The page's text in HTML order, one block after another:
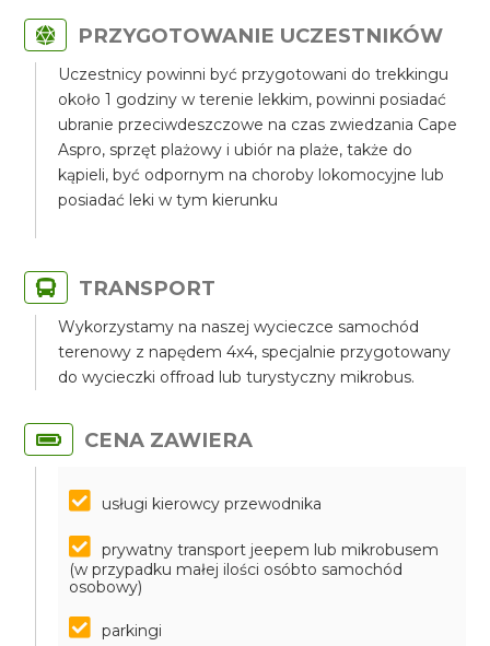
PRZYGOTOWANIE UCZESTNIKÓW
Uczestnicy powinni być przygotowani do trekkingu
około 1 godziny w terenie lekkim, powinni posiadać
ubranie przeciwdeszczowe na czas zwiedzania Cape
Aspro, sprzęt plażowy i ubiór na plaże, także do
kąpieli, być odpornym na choroby lokomocyjne lub
posiadać leki w tym kierunku
TRANSPORT
Wykorzystamy na naszej wycieczce samochód
terenowy z napędem 4x4, specjalnie przygotowany
do wycieczki offroad lub turystyczny mikrobus.
CENA ZAWIERA
usługi kierowcy przewodnika
prywatny transport jeepem lub mikrobusem
(w przypadku małej ilości osóbto samochód
osobowy)
parkingi